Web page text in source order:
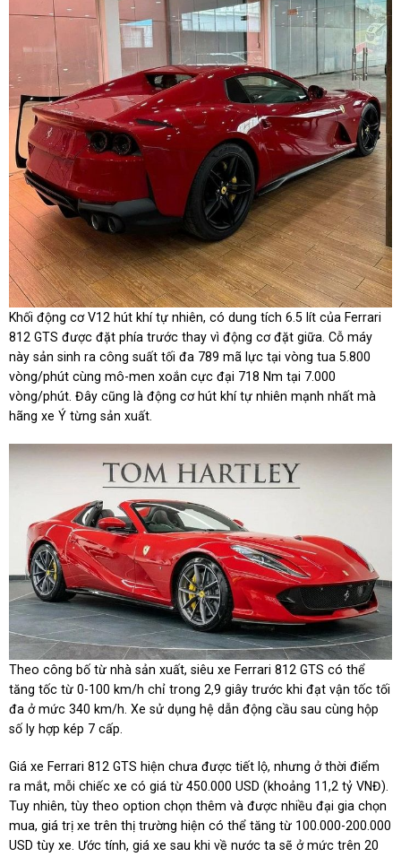
Khối động cơ V12 hút khí tự nhiên, có dung tích 6.5 lít của Ferrari
812 GTS được đặt phía trước thay vì động cơ đặt giữa. Cỗ máy
này sản sinh ra công suất tối đa 789 mã lực tại vòng tua 5.800
vòng/phút cùng mô-men xoắn cực đại 718 Nm tại 7.000
vòng/phút. Đây cũng là động cơ hút khí tự nhiên mạnh nhất mà
hãng xe Ý từng sản xuất.
Theo công bố từ nhà sản xuất, siêu xe Ferrari 812 GTS có thể
tăng tốc từ 0-100 km/h chỉ trong 2,9 giây trước khi đạt vận tốc tối
đa ở mức 340 km/h. Xe sử dụng hệ dẫn động cầu sau cùng hộp
số ly hợp kép 7 cấp.
Giá xe Ferrari 812 GTS hiện chưa được tiết lộ, nhưng ở thời điểm
ra mắt, mỗi chiếc xe có giá từ 450.000 USD (khoảng 11,2 tỷ VNĐ).
Tuy nhiên, tùy theo option chọn thêm và được nhiều đại gia chọn
mua, giá trị xe trên thị trường hiện có thể tăng từ 100.000-200.000
USD tùy xe. Ước tính, giá xe sau khi về nước ta sẽ ở mức trên 20